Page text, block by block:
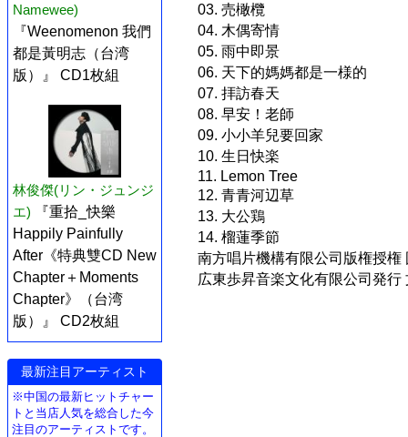
Namewee)
『Weenomenon 我們
都是黃明志（台湾
版）』 CD1枚組
林俊傑(リン・ジュンジ
エ)
『重拾_快樂
Happily Painfully
After《特典雙CD New
Chapter＋Moments
Chapter》（台湾
版）』 CD2枚組
最新注目アーティスト
※中国の最新ヒットチャー
トと当店人気を総合した今
注目のアーティストです。
03. 売橄欖
04. 木偶寄情
05. 雨中即景
06. 天下的媽媽都是一様的
07. 拝訪春天
08. 早安！老師
09. 小小羊兒要回家
10. 生日快楽
11. Lemon Tree
12. 青青河辺草
13. 大公鶏
14. 榴蓮季節
南方唱片機構有限公司版権授権
広東歩昇音楽文化有限公司発行